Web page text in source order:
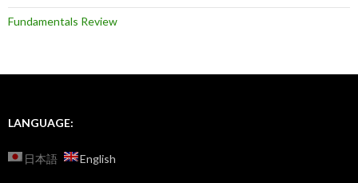
Fundamentals Review
LANGUAGE:
日本語 English